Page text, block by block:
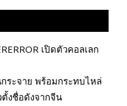
เปิดตัวคอลเลก
ระจาย พร้อมกระทบไหล่
ตั้งชื่อดังจากจีน